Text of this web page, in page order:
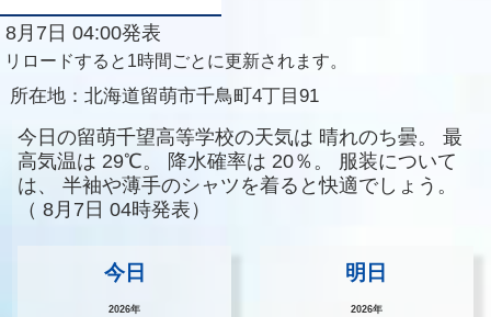
8月7日 04:00発表
リロードすると1時間ごとに更新されます。
所在地： 北海道留萌市千鳥町4丁目91
今日の留萌千望高等学校の天気は 晴れのち曇。
最
高気温は 29℃。 降水確率は 20％。
服装について
は、
半袖や薄手のシャツを着ると快適でしょう。
（ 8月7日 04時発表）
今日
2026年
明日
2026年